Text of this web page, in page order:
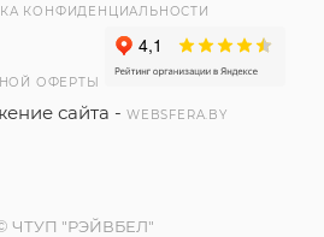
КОНФИДЕНЦИАЛЬНОСТИ
ОФЕРТЫ
сайта -WEBSFERA.BY
ЧТУП "РЭЙВБЕЛ"